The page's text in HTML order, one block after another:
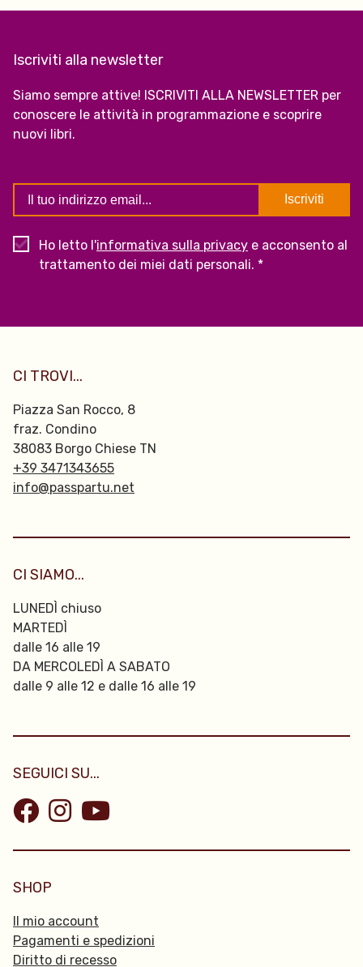
Iscriviti alla newsletter
Siamo sempre attive! ISCRIVITI ALLA NEWSLETTER per
conoscere le attività in programmazione e scoprire
nuovi libri.
Ho letto l'informativa sulla privacy e acconsento al
trattamento dei miei dati personali. *
CI TROVI...
Piazza San Rocco, 8
fraz. Condino
38083 Borgo Chiese TN
+39 3471343655
info@passpartu.net
CI SIAMO...
LUNEDÌ chiuso
MARTEDÌ
dalle 16 alle 19
DA MERCOLEDÌ A SABATO
dalle 9 alle 12 e dalle 16 alle 19
SEGUICI SU...
SHOP
Il mio account
Pagamenti e spedizioni
Diritto di recesso